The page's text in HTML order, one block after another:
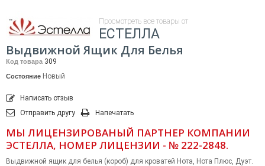
Просмотреть все товары от
ЕСТЕЛЛА
Выдвижной Ящик Для Белья
Код товара 309
Состояние Новый
Написать отзыв
Отправить другу
Напечатать
МЫ ЛИЦЕНЗИРОВАНЫЙ ПАРТНЕР КОМПАНИИ
ЭСТЕЛЛА, НОМЕР ЛИЦЕНЗИИ - № 222-2848.
Выдвижной ящик для белья (короб) для кроватей Нота, Нота Плюс, Дуэт.